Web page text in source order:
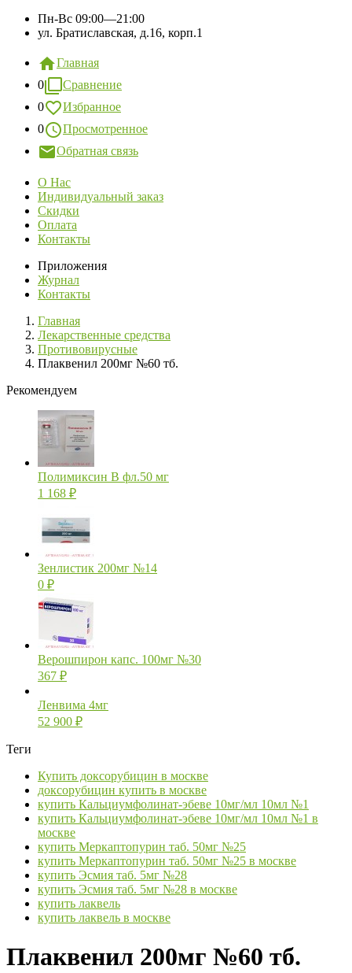
Пн-Вс 09:00—21:00
ул. Братиславская, д.16, корп.1
Главная
0
Сравнение
0
Избранное
0
Просмотренное
Обратная связь
О Нас
Индивидуальный заказ
Скидки
Оплата
Контакты
Приложения
Журнал
Контакты
Главная
Лекарственные средства
Противовирусные
Плаквенил 200мг №60 тб.
Рекомендуем
Полимиксин В фл.50 мг
1 168 ₽
Зенлистик 200мг №14
0 ₽
Верошпирон капс. 100мг №30
367 ₽
Ленвима 4мг
52 900 ₽
Теги
Купить доксорубицин в москве
доксорубицин купить в москве
купить Кальциумфолинат-эбеве 10мг/мл 10мл №1
купить Кальциумфолинат-эбеве 10мг/мл 10мл №1 в
москве
купить Меркаптопурин таб. 50мг №25
купить Меркаптопурин таб. 50мг №25 в москве
купить Эсмия таб. 5мг №28
купить Эсмия таб. 5мг №28 в москве
купить лаквель
купить лаквель в москве
Плаквенил 200мг №60 тб.